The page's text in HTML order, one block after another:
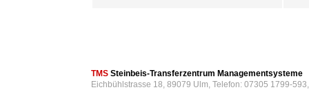
TMS Steinbeis-Transferzentrum Managementsysteme
Eichbühlstrasse 18, 89079 Ulm, Telefon: 07305 1799-